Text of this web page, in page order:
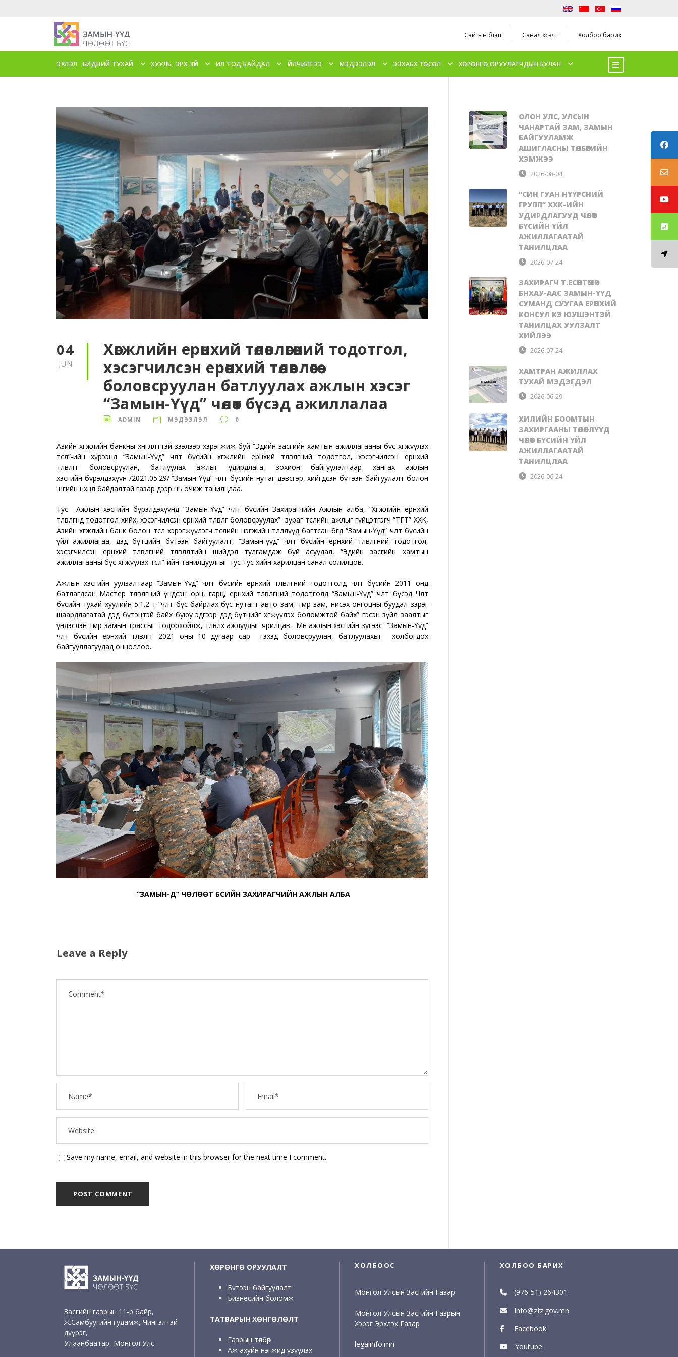
Сайтын бүтэц Санал хүсэлт Холбоо барих
ЭХЛЭЛ БИДНИЙ ТУХАЙ ХУУЛЬ, ЭРХ ЗҮЙ ИЛ ТОД БАЙДАЛ ҮЙЛЧИЛГЭЭ МЭДЭЭЛЭЛ ЭЗХАБХ ТӨСӨЛ ХӨРӨНГӨ ОРУУЛАГЧДЫН БУЛАН
04
JUN
Хөгжлийн ерөнхий төлөвлөгөөний тодотгол,
хэсэгчилсэн ерөнхий төлөвлөгөө
боловсруулан батлуулах ажлын хэсэг
“Замын-Үүд” чөлөөт бүсэд ажиллалаа
ADMIN МЭДЭЭЛЭЛ 0
Азийн хөгжлийн банкны хөнгөлөлттэй зээлээр хэрэгжиж буй “Эдийн засгийн хамтын ажиллагааны бүс хөгжүүлэх
төсөл”-ийн хүрээнд “Замын-Үүд” чөлөөт бүсийн хөгжлийн ерөнхий төлөвлөгөөний тодотгол, хэсэгчилсэн ерөнхий
төлөвлөгөөг боловсруулан, батлуулах ажлыг удирдлага, зохион байгуулалтаар хангах ажлын
хэсгийн бүрэлдэхүүн /2021.05.29/ “Замын-Үүд” чөлөөт бүсийн нутаг дэвсгэр, хийгдсэн бүтээн байгуулалт болон
өнөөгийн нөхцөл байдалтай газар дээр нь очиж танилцлаа.
Тус Ажлын хэсгийн бүрэлдэхүүнд “Замын-Үүд” чөлөөт бүсийн Захирагчийн Ажлын алба, “Хөгжлийн ерөнхий
төлөвлөгөөнд тодотгол хийх, хэсэгчилсэн ерөнхий төлөвлөгөө боловсруулах” зураг төслийн ажлыг гүйцэтгэгч “ТГТ” ХХК,
Азийн хөгжлийн банк болон төсөл хэрэгжүүлэгч төслийн нэгжийн төлөөллүүд багтсан бөгөөд “Замын-Үүд” чөлөөт бүсийн
үйл ажиллагаа, дэд бүтцийн бүтээн байгуулалт, “Замын-үүд” чөлөөт бүсийн ерөнхий төлөвлөгөөний тодотгол,
хэсэгчилсэн ерөнхий төлөвлөгөөний төлөвлөлтийн шийдэл тулгамдаж буй асуудал, “Эдийн засгийн хамтын
ажиллагааны бүс хөгжүүлэх төсөл”-ийн танилцуулгыг тус тус хийн харилцан санал солилцов.
Ажлын хэсгийн уулзалтаар “Замын-Үүд” чөлөөт бүсийн ерөнхий төлөвлөгөөний тодотголд чөлөөт бүсийн 2011 онд
батлагдсан Мастер төлөвлөгөөний үндсэн орц, гарц, ерөнхий төлөвлөгөөний тодотголд “Замын-Үүд” чөлөөт бүсэд Чөлөөт
бүсийн тухай хуулийн 5.1.2-т “чөлөөт бүс байрлах бүс нутагт авто зам, төмөр зам, нисэх онгоцны буудал зэрэг
шаардлагатай дэд бүтэцтэй байх буюу эдгээр дэд бүтцийг хөгжүүлэх боломжтой байх” гэсэн зүйл заалтыг
үндэслэн төмөр замын трассыг тодорхойлж, төлөвлөх ажлуудыг ярилцав. Мөн ажлын хэсгийн зүгээс “Замын-Үүд”
чөлөөт бүсийн ерөнхий төлөвлөгөөг 2021 оны 10 дугаар сар гэхэд боловсруулан, батлуулахыг холбогдох
байгууллагуудад онцоллоо.
“ЗАМЫН-ҮҮД” ЧӨЛӨӨТ БҮСИЙН ЗАХИРАГЧИЙН АЖЛЫН АЛБА
Leave a Reply
Save my name, email, and website in this browser for the next time I comment.
ОЛОН УЛС, УЛСЫН
ЧАНАРТАЙ ЗАМ, ЗАМЫН
БАЙГУУЛАМЖ
АШИГЛАСНЫ ТӨЛБӨРИЙН
ХЭМЖЭЭ
2026-08-04
“СИН ГУАН НҮҮРСНИЙ
ГРУПП” ХХК-ИЙН
УДИРДЛАГУУД ЧӨЛӨӨТ
БҮСИЙН ҮЙЛ
АЖИЛЛАГААТАЙ
ТАНИЛЦЛАА
2026-07-24
ЗАХИРАГЧ Т.ЕСӨНТӨМӨР
БНХАУ-ААС ЗАМЫН-ҮҮД
СУМАНД СУУГАА ЕРӨНХИЙ
КОНСУЛ КЭ ЮУШЭНТЭЙ
ТАНИЛЦАХ УУЛЗАЛТ
ХИЙЛЭЭ
2026-07-24
ХАМТРАН АЖИЛЛАХ
ТУХАЙ МЭДЭГДЭЛ
2026-06-29
ХИЛИЙН БООМТЫН
ЗАХИРГААНЫ ТӨЛӨӨЛЛҮҮД
ЧӨЛӨӨТ БҮСИЙН ҮЙЛ
АЖИЛЛАГААТАЙ
ТАНИЛЦЛАА
2026-06-24
Засгийн газрын 11-р байр,
Ж.Самбуугийн гудамж, Чингэлтэй
дүүрэг,
Улаанбаатар, Монгол Улс
ХӨРӨНГӨ ОРУУЛАЛТ
Бүтээн байгуулалт
Бизнесийн боломж
ТАТВАРЫН ХӨНГӨЛӨЛТ
Газрын төлбөр
Аж ахуйн нэгжид үзүүлэх
ХОЛБООС
Монгол Улсын Засгийн Газар
Монгол Улсын Засгийн Газрын
Хэрэг Эрхлэх Газар
legalinfo.mn
ХОЛБОО БАРИХ
(976-51) 264301
Info@zfz.gov.mn
Facebook
Youtube